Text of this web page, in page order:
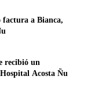
factura a Bianca,
recibió un
Acosta Ñu